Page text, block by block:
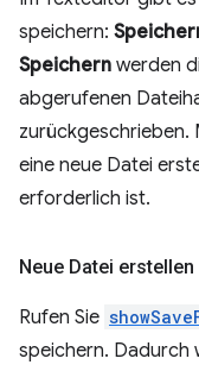
speichern:
Speichern werden
abgerufenen
zurückgeschrieben.
eine neue Datei
erforderlich ist.
Neue Datei erstellen
Rufen Sie
speichern. Dadurch